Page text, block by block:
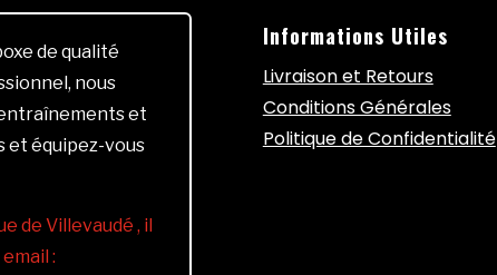
de qualité
nous
et
et équipez-vous
de Villevaudé , il
:
Informations Utiles
Livraison et Retours
Conditions Générales
Politique de Confidentialité